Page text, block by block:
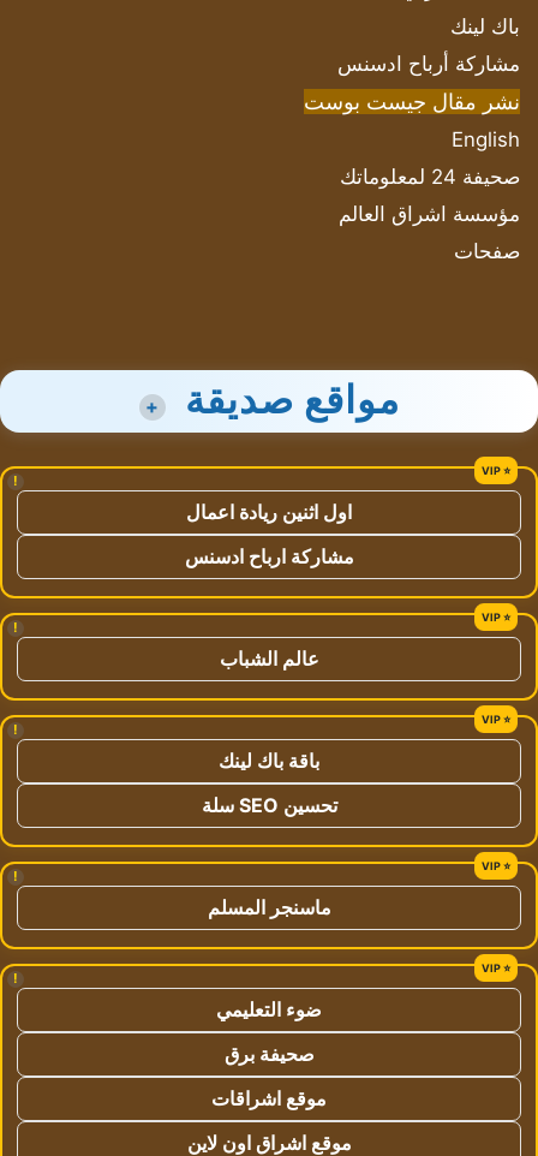
باك لينك
مشاركة أرباح ادسنس
نشر مقال جيست بوست
English
صحيفة 24 لمعلوماتك
مؤسسة اشراق العالم
صفحات
مواقع صديقة +
!
اول اثنين ريادة اعمال
مشاركة ارباح ادسنس
!
عالم الشباب
!
باقة باك لينك
تحسين SEO سلة
!
ماسنجر المسلم
!
ضوء التعليمي
صحيفة برق
موقع اشراقات
موقع اشراق اون لاين